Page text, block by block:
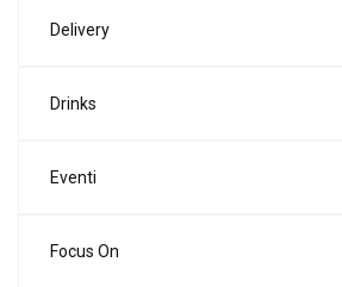
Delivery
Drinks
Eventi
Focus On